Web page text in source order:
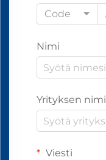
Code
Nimi
Yrityksen nimi
Viesti